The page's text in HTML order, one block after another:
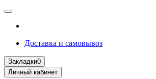
Доставка и самовывоз
Закладки0
Личный кабинет